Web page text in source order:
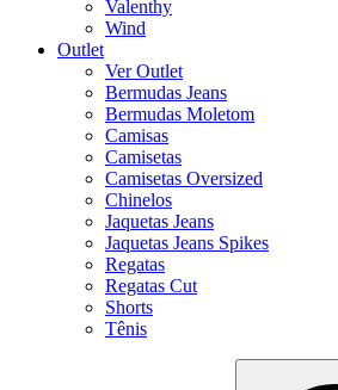
Valenthy
Wind
Outlet
Ver Outlet
Bermudas Jeans
Bermudas Moletom
Camisas
Camisetas
Camisetas Oversized
Chinelos
Jaquetas Jeans
Jaquetas Jeans Spikes
Regatas
Regatas Cut
Shorts
Tênis